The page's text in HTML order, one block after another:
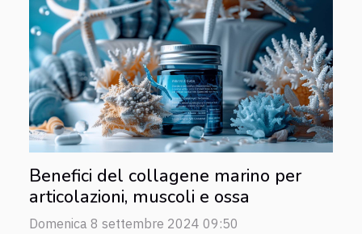
Benefici del collagene marino per
articolazioni, muscoli e ossa
Domenica 8 settembre 2024 09:50